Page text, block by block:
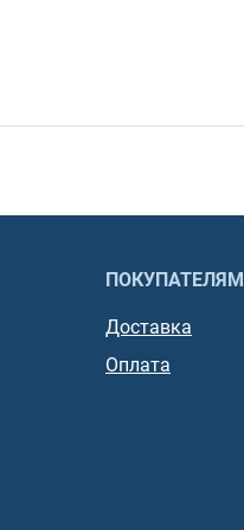
ПОКУПАТЕЛЯМ
Доставка
Оплата